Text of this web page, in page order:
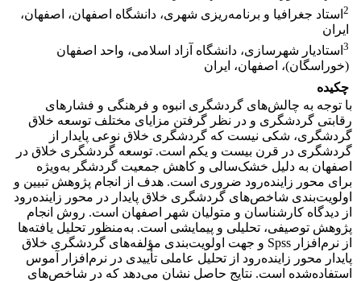
2 استاد جغرافیا و برنامه‌ریزی شهری، دانشگاه اصفهان، اصفهان،
ایران
3 استادیار شهرسازی، دانشگاه آزاد اسلامی، واحد اصفهان
(خوراسگان)، اصفهان، ایران
چکیده
با توجه به چالش‌های گردشگری انبوه و فرهنگی و فشارهای
رقابتی گردشگری و در نظر گرفتن مزایای مختلف توسعه خلاق
گردشگری، شکی نیست که گردشگری خلاق نوعی پایدار از
گردشگری در قرن بیست و یکم است. توسعه گردشگری خلاق در
اصفهان به دلیل خشک‌سالی و کاهش جمعیت گردشگر به‌ویژه
برای محور زاینده‌رود ضروری است. هدف از انجام پژوهش تبیین و
اولویت‌بندی شاخص‌های گردشگری خلاق پایدار در محور زاینده‌رود
از دیدگاه کارشناسان و متولیان شهر اصفهان است. روش انجام
پژوهش توصیفی، تحلیلی و پیمایشی است. به‌منظور تحلیل یافته‌ها
از نرم‌افزار Spss و جهت اولویت‌بندی مؤلفه‌های گردشگری خلاق
پایدار محور زاینده‌رود از تحلیل عاملی تأییدی در نرم‌افزار آموس
استفاده‌شده است. نتایج حاصل نشان می‌دهد که در شاخص‌های